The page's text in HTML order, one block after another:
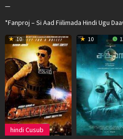
—
*Fanproj – Si Aad Fiilimada Hindi Ugu
10
hindi Cusub
10